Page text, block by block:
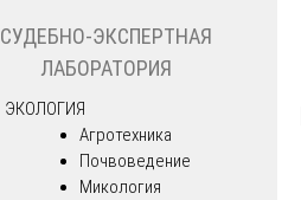
СУДЕБНО-ЭКСПЕРТНАЯ
ЛАБОРАТОРИЯ
ЭКОЛОГИЯ
Агротехника
Почвоведение
Микология